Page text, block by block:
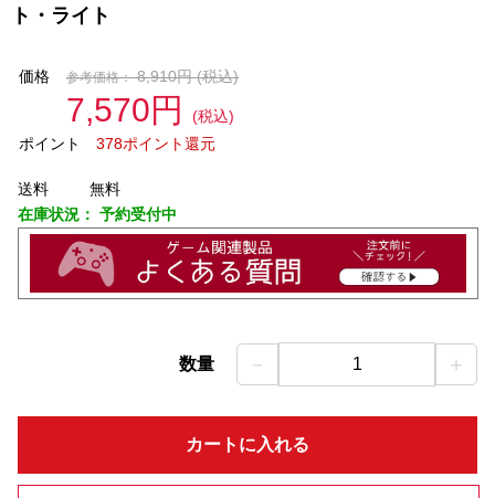
ト・ライト
価格 参考価格： 8,910円(税込)
7,570円
(税込)
ポイント
378ポイント還元
送料
無料
在庫状況： 予約受付中
数量 － 1 ＋
カートに入れる